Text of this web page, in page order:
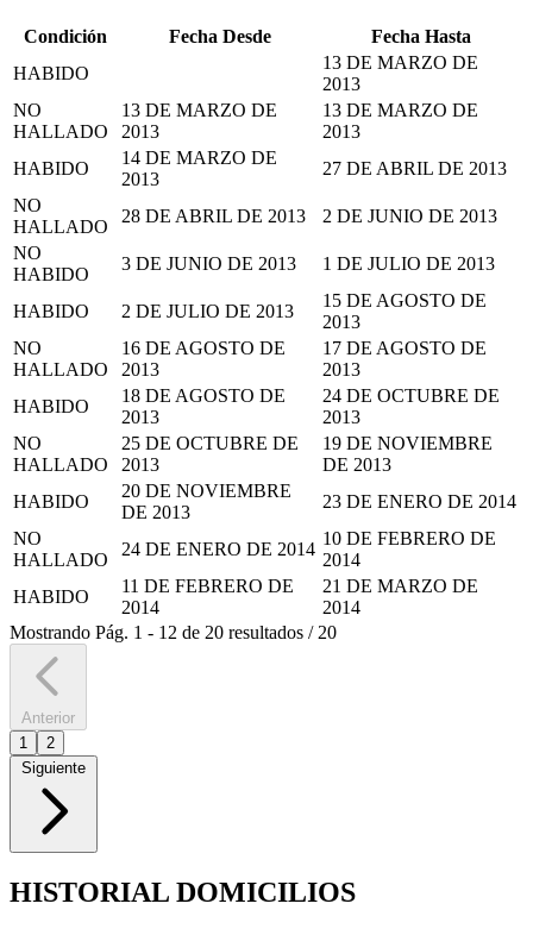
Condición Fecha Desde
Fecha Hasta
HABIDO
13 DE MARZO DE
2013
NO
HALLADO
13 DE MARZO DE
2013
13 DE MARZO DE
2013
HABIDO
14 DE MARZO DE
2013
27 DE ABRIL DE 2013
NO
HALLADO
28 DE ABRIL DE 2013
2 DE JUNIO DE 2013
NO
HABIDO
3 DE JUNIO DE 2013 1 DE JULIO DE 2013
HABIDO 2 DE JULIO DE 2013
15 DE AGOSTO DE
2013
NO
HALLADO
16 DE AGOSTO DE
2013
17 DE AGOSTO DE
2013
HABIDO
18 DE AGOSTO DE
2013
24 DE OCTUBRE DE
2013
NO
HALLADO
25 DE OCTUBRE DE
2013
19 DE NOVIEMBRE
DE 2013
HABIDO
20 DE NOVIEMBRE
DE 2013
23 DE ENERO DE 2014
NO
HALLADO
24 DE ENERO DE 2014
10 DE FEBRERO DE
2014
HABIDO
11 DE FEBRERO DE
2014
21 DE MARZO DE
2014
Mostrando Pág. 1 - 12 de 20 resultados / 20
Anterior
1
2
Siguiente
HISTORIAL DOMICILIOS